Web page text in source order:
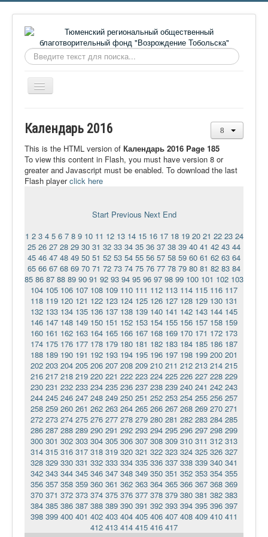
Искать...
Включить/
выключить
О фонде
Онлайн библиотека
Видеоматериалы
Сайт проекта Достоевский
Ермаковополе.рф
Календарь 2016
This is the HTML version of Календарь 2016 Page 185
To view this content in Flash, you must have version 8 or
greater and Javascript must be enabled. To download the last
Flash playerclick here
Start Previous Next End
1 2 3 4 5 6 7 8 9 10 11 12 13 14 15 16 17 18 19 20 21 22 23 24
25 26 27 28 29 30 31 32 33 34 35 36 37 38 39 40 41 42 43 44
45 46 47 48 49 50 51 52 53 54 55 56 57 58 59 60 61 62 63 64
65 66 67 68 69 70 71 72 73 74 75 76 77 78 79 80 81 82 83 84
85 86 87 88 89 90 91 92 93 94 95 96 97 98 99 100 101 102 103
104 105 106 107 108 109 110 111 112 113 114 115 116 117
118 119 120 121 122 123 124 125 126 127 128 129 130 131
132 133 134 135 136 137 138 139 140 141 142 143 144 145
146 147 148 149 150 151 152 153 154 155 156 157 158 159
160 161 162 163 164 165 166 167 168 169 170 171 172 173
174 175 176 177 178 179 180 181 182 183 184 185 186 187
188 189 190 191 192 193 194 195 196 197 198 199 200 201
202 203 204 205 206 207 208 209 210 211 212 213 214 215
216 217 218 219 220 221 222 223 224 225 226 227 228 229
230 231 232 233 234 235 236 237 238 239 240 241 242 243
244 245 246 247 248 249 250 251 252 253 254 255 256 257
258 259 260 261 262 263 264 265 266 267 268 269 270 271
272 273 274 275 276 277 278 279 280 281 282 283 284 285
286 287 288 289 290 291 292 293 294 295 296 297 298 299
300 301 302 303 304 305 306 307 308 309 310 311 312 313
314 315 316 317 318 319 320 321 322 323 324 325 326 327
328 329 330 331 332 333 334 335 336 337 338 339 340 341
342 343 344 345 346 347 348 349 350 351 352 353 354 355
356 357 358 359 360 361 362 363 364 365 366 367 368 369
370 371 372 373 374 375 376 377 378 379 380 381 382 383
384 385 386 387 388 389 390 391 392 393 394 395 396 397
398 399 400 401 402 403 404 405 406 407 408 409 410 411
412 413 414 415 416 417